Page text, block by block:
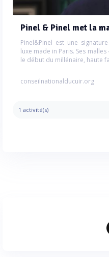
Pinel & Pinel met la
Pinel&Pinel est une
luxe made in Paris. Ses
le début du millénaire, haute
conseilnationalducuir.org
1 activité(s)